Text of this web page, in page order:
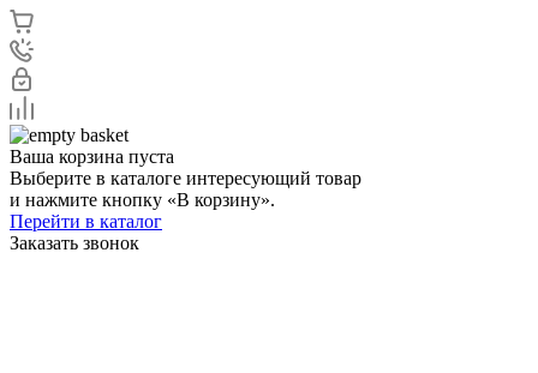
Ваша корзина пуста
Выберите в каталоге интересующий товар
и нажмите кнопку «В корзину».
Перейти в каталог
Заказать звонок